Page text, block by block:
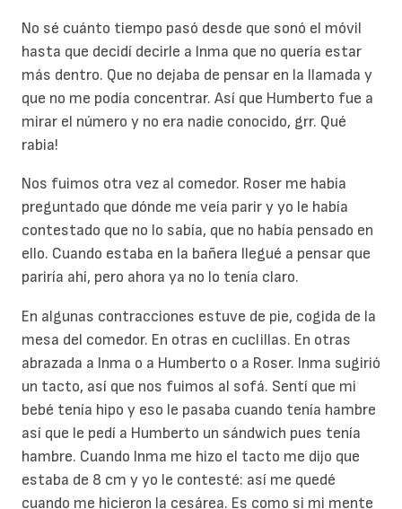
No sé cuánto tiempo pasó desde que sonó el móvil
hasta que decidí decirle a Inma que no quería estar
más dentro. Que no dejaba de pensar en la llamada y
que no me podía concentrar. Así que Humberto fue a
mirar el número y no era nadie conocido, grr. Qué
rabia!
Nos fuimos otra vez al comedor. Roser me había
preguntado que dónde me veía parir y yo le había
contestado que no lo sabía, que no había pensado en
ello. Cuando estaba en la bañera llegué a pensar que
pariría ahí, pero ahora ya no lo tenía claro.
En algunas contracciones estuve de pie, cogida de la
mesa del comedor. En otras en cuclillas. En otras
abrazada a Inma o a Humberto o a Roser. Inma sugirió
un tacto, así que nos fuimos al sofá. Sentí que mi
bebé tenía hipo y eso le pasaba cuando tenía hambre
así que le pedí a Humberto un sándwich pues tenía
hambre. Cuando Inma me hizo el tacto me dijo que
estaba de 8 cm y yo le contesté: así me quedé
cuando me hicieron la cesárea. Es como si mi mente